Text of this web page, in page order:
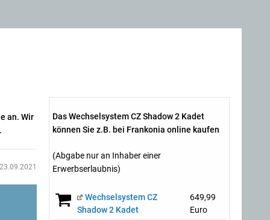
an. Wir
23.09.2021
Das Wechselsystem CZ Shadow 2 Kadet
können Sie z.B. bei Frankonia online kaufen
(Abgabe nur an Inhaber einer
Erwerbserlaubnis)
Wechselsystem CZ
Shadow 2 Kadet
649,99
Euro